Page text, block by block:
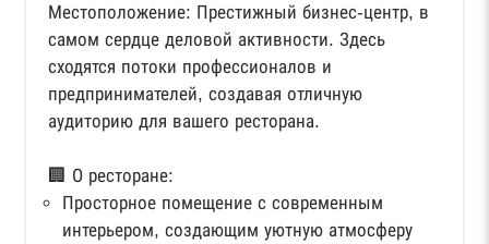
Местоположение: Престижный бизнес-центр, в
самом сердце деловой активности. Здесь
сходятся потоки профессионалов и
предпринимателей, создавая отличную
аудиторию для вашего ресторана.
🏢 О ресторане:
Просторное помещение с современным
интерьером, создающим уютную атмосферу